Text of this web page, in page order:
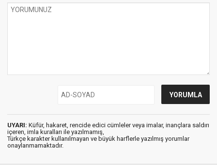
UYARI: Küfür, hakaret, rencide edici cümleler veya imalar, inançlara saldırı
içeren, imla kuralları ile yazılmamış,
Türkçe karakter kullanılmayan ve büyük harflerle yazılmış yorumlar
onaylanmamaktadır.